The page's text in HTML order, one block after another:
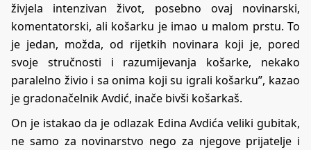
živjela intenzivan život, posebno ovaj novinarski,
komentatorski, ali košarku je imao u malom prstu. To
je jedan, možda, od rijetkih novinara koji je, pored
svoje stručnosti i razumijevanja košarke, nekako
paralelno živio i sa onima koji su igrali košarku”, kazao
je gradonačelnik Avdić, inače bivši košarkaš.
On je istakao da je odlazak Edina Avdića veliki gubitak,
ne samo za novinarstvo nego za njegove prijatelje i